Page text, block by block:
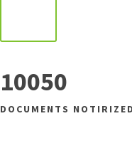
10050
DOCUMENTS NOTIRIZED